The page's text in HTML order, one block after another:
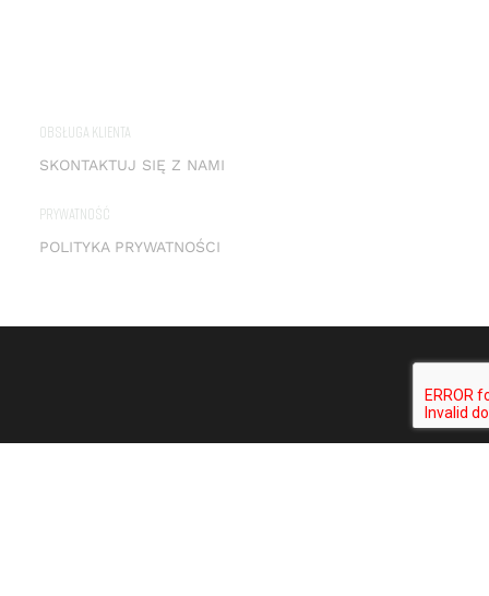
OBSŁUGA KLIENTA
SKONTAKTUJ SIĘ Z NAMI
PRYWATNOŚĆ
POLITYKA PRYWATNOŚCI